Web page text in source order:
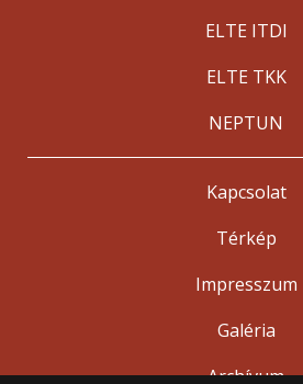
ELTE ITDI
ELTE TKK
NEPTUN
Kapcsolat
Térkép
Impresszum
Galéria
Archívum